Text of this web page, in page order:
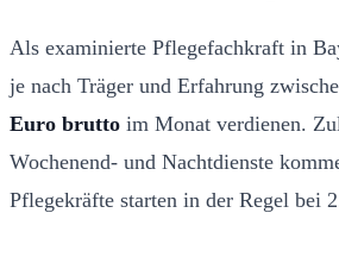
Als examinierte Pflegefachkraft in
je nach Träger und Erfahrung
Euro brutto im Monat verdienen.
Wochenend- und Nachtdienste
Pflegekräfte starten in der Regel bei